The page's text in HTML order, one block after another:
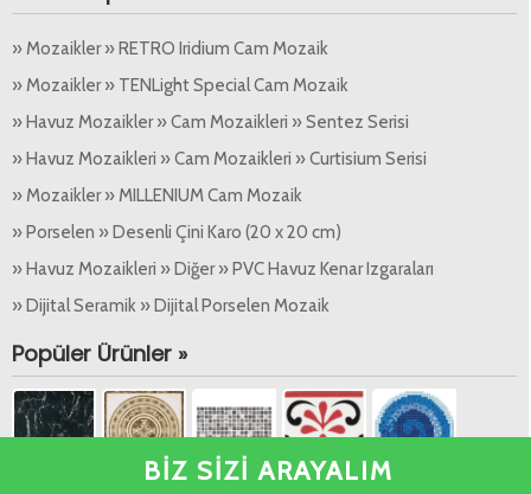
BİZ SİZİ ARAYALIM
» Mozaikler » RETRO Iridium Cam Mozaik
» Mozaikler » TENLight Special Cam Mozaik
» Havuz Mozaikler » Cam Mozaikleri » Sentez Serisi
» Havuz Mozaikleri » Cam Mozaikleri » Curtisium Serisi
» Mozaikler » MILLENIUM Cam Mozaik
» Porselen » Desenli Çini Karo (20 x 20 cm)
» Havuz Mozaikleri » Diğer » PVC Havuz Kenar Izgaraları
» Dijital Seramik » Dijital Porselen Mozaik
Popüler Ürünler »